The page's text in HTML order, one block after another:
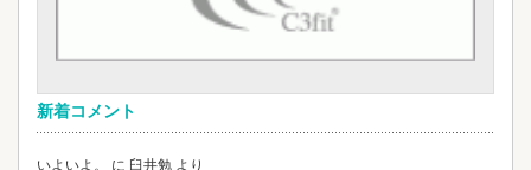
新着コメント
いよいよ。 に 臼井勉 より